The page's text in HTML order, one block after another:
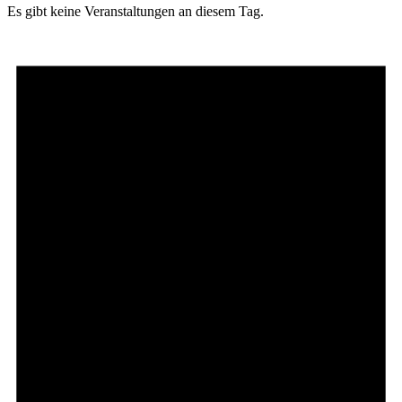
Es gibt keine Veranstaltungen an diesem Tag.